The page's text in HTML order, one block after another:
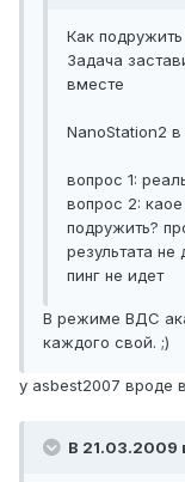
Как
Задача
вместе
NanoStation2 в
вопрос 1:
вопрос 2:
подружить?
результата не
пинг не идет
В режиме ВДС
каждого свой. ;)
у asbest2007 вроде
В 21.03.2009